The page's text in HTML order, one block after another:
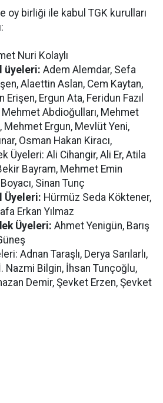
oy birliği ile kabul TGK kurulları
Nuri Kolaylı
üyeleri: Adem Alemdar, Sefa
Alaettin Aslan, Cem Kaytan,
Erişen, Ergun Ata, Feridun Fazıl
Mehmet Abdioğulları, Mehmet
Mehmet Ergun, Mevlüt Yeni,
Osman Hakan Kiracı,
Üyeleri: Ali Cihangir, Ali Er, Atila
Bayram, Mehmet Emin
Sinan Tunç
Üyeleri: Hürmüz Seda Köktener,
Erkan Yılmaz
Üyeleri: Ahmet Yenigün, Barış
Adnan Taraşlı, Derya Sarılarlı,
Nazmi Bilgin, İhsan Tunçoğlu,
Demir, Şevket Erzen, Şevket